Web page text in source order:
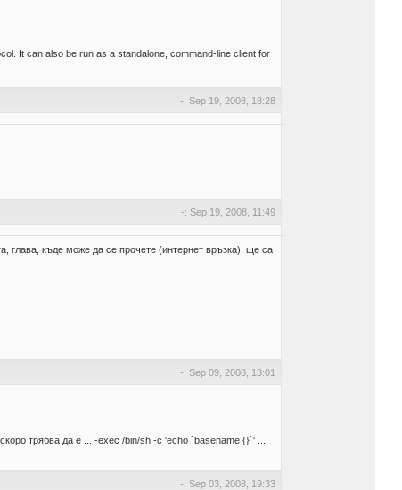
It can also be run as a standalone, command-line client for
-: Sep 19, 2008, 18:28
-: Sep 19, 2008, 11:49
глава, къде може да се прочете (интернет връзка), ще са
-: Sep 09, 2008, 13:01
трябва да е ... -exec /bin/sh -c 'echo `basename {}`' ...
-: Sep 03, 2008, 19:33